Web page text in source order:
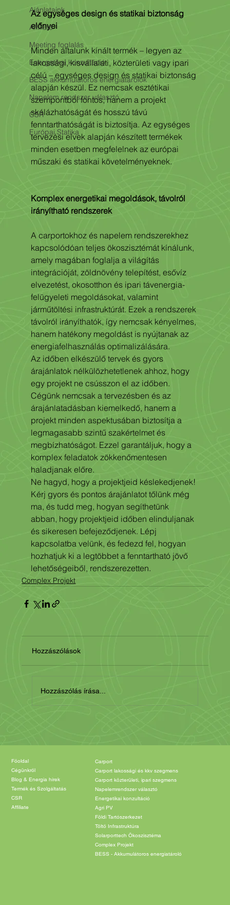
Ajánlataink
Affiliate
Meeting foglalás
Energetikai konzultáció
BESS akkumulátoros energiatárolók
Napelem rendszer választó
CSR
Európai Statika
Az egységes design és statikai biztonság
előnyei
Minden általunk kínált termék – legyen az
lakossági, kisvállalati, közterületi vagy ipari
célú – egységes design és statikai biztonság
alapján készül. Ez nemcsak esztétikai
szempontból fontos, hanem a projekt
skálázhatóságát és hosszú távú
fenntarthatóságát is biztosítja. Az egységes
tervezési elvek alapján készített termékek
minden esetben megfelelnek az európai
műszaki és statikai követelményeknek.
Komplex energetikai megoldások, távolról
irányítható rendszerek
A carportokhoz és napelem rendszerekhez
kapcsolódóan teljes ökoszisztémát kínálunk,
amely magában foglalja a világítás
integrációját, zöldnövény telepítést, esővíz
elvezetést, okosotthon és ipari távenergia-
felügyeleti megoldásokat, valamint
járműtöltési infrastruktúrát. Ezek a rendszerek
távolról irányíthatók, így nemcsak kényelmes,
hanem hatékony megoldást is nyújtanak az
energiafelhasználás optimalizálására.
Az időben elkészülő tervek és gyors
árajánlatok nélkülözhetetlenek ahhoz, hogy
egy projekt ne csússzon el az időben.
Cégünk nemcsak a tervezésben és az
árajánlatadásban kiemelkedő, hanem a
projekt minden aspektusában biztosítja a
legmagasabb szintű szakértelmet és
megbízhatóságot. Ezzel garantáljuk, hogy a
komplex feladatok zökkenőmentesen
haladjanak előre.
Ne hagyd, hogy a projektjeid késlekedjenek!
Kérj gyors és pontos árajánlatot tőlünk még
ma, és tudd meg, hogyan segíthetünk
abban, hogy projektjeid időben elinduljanak
és sikeresen befejeződjenek. Lépj
kapcsolatba velünk, és fedezd fel, hogyan
hozhatjuk ki a legtöbbet a fenntartható jövő
lehetőségeiből, rendszerezetten.
Complex Projekt
Hozzászólások
Hozzászólás írása...
Főoldal
Cégünkről
Blog & Energia hírek
Termék és Szolgáltatás
CSR
Affiliate
Carport
Carport lakossági és kkv szegmens
Carport közterületi, ipari szegmens
Napelemrendszer választó
Energetikai konzultáció
Agri PV
Földi Tartószerkezet
Töltő Infrastruktúra
Solarporttech Ökoszisztéma
Complex Projekt
BESS - Akkumulátoros energiatároló